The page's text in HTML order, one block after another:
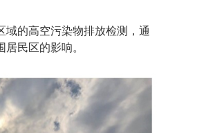
的高空污染物排放检测，通
民区的影响。